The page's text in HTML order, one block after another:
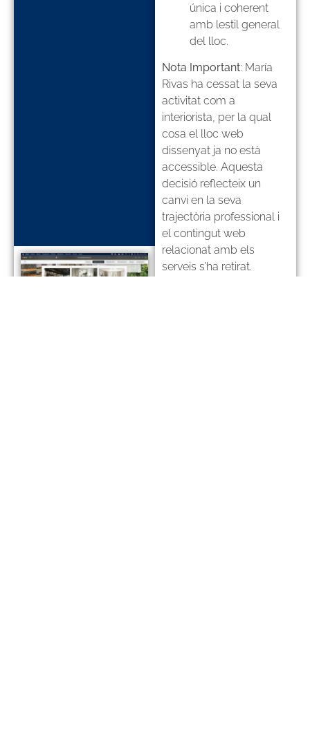
única i coherent
amb lestil general
del lloc.
Nota Important: María
Rivas ha cessat la seva
activitat com a
interiorista, per la qual
cosa el lloc web
dissenyat ja no està
accessible. Aquesta
decisió reflecteix un
canvi en la seva
trajectòria professional i
el contingut web
relacionat amb els
serveis s’ha retirat.